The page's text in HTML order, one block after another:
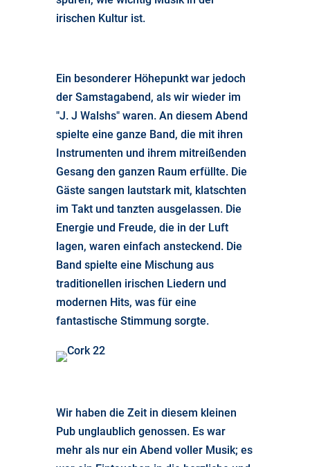
irischen Kultur ist.
Ein besonderer Höhepunkt war jedoch
der Samstagabend, als wir wieder im
"J. J Walshs" waren. An diesem Abend
spielte eine ganze Band, die mit ihren
Instrumenten und ihrem mitreißenden
Gesang den ganzen Raum erfüllte. Die
Gäste sangen lautstark mit, klatschten
im Takt und tanzten ausgelassen. Die
Energie und Freude, die in der Luft
lagen, waren einfach ansteckend. Die
Band spielte eine Mischung aus
traditionellen irischen Liedern und
modernen Hits, was für eine
fantastische Stimmung sorgte.
Wir haben die Zeit in diesem kleinen
Pub unglaublich genossen. Es war
mehr als nur ein Abend voller Musik; es